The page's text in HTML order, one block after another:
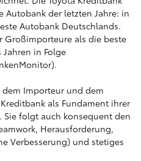
Autobank der letzten Jahre: in
Autobank Deutschlands.
Großimporteure als die beste
in Folge
Importeur und dem
als Fundament ihrer
folgt auch konsequent den
Herausforderung,
Verbesserung) und stetiges